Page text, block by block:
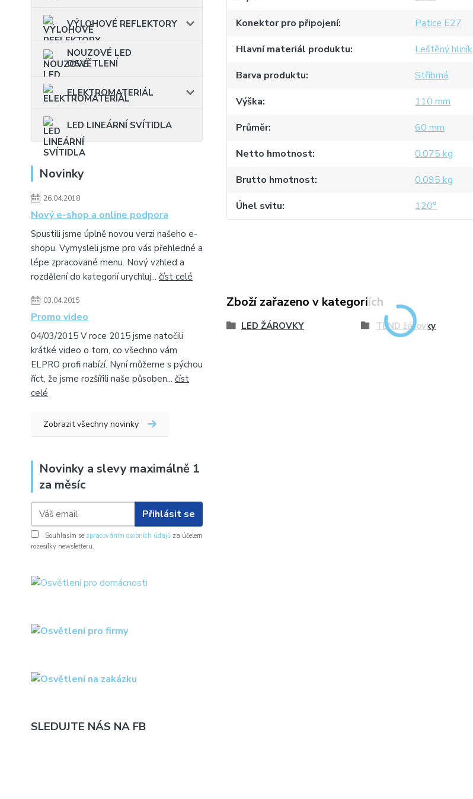
VÝLOHOVÉ REFLEKTORY
NOUZOVÉ LED
OSVĚTLENÍ
ELEKTROMATERIÁL
LED LINEÁRNÍ SVÍTIDLA
Novinky
26.04.2018
Nový e-shop a online podpora
Spustili jsme úplně novou verzi našeho e-
shopu. Vymysleli jsme pro vás přehledné a
lépe zpracované menu. Nový vzhled a
rozdělení do kategorií urychluj... číst celé
03.04.2015
Promo video
04/03/2015 V roce 2015 jsme natočili
krátké video o tom, co všechno vám
ELPRO profi nabízí. Nyní můžeme s pýchou
říct, že jsme rozšířili naše působen... číst
celé
Zobrazit všechny novinky
Novinky a slevy maximálně 1
za měsíc
Přihlásit se
Souhlasím se zpracováním osobních údajů za účelem
rozesílky newsletteru.
SLEDUJTE NÁS NA FB
Konektor pro připojení
Patice E27
Hlavní materiál produktu
Leštěný hliník
Barva produktu
Stříbrná
Výška
110 mm
Průměr
60 mm
Netto hmotnost
0.075 kg
Brutto hmotnost
0.095 kg
Úhel svitu
120°
Zboží zařazeno v kategoriích
LED ŽÁROVKY TEND žárovky